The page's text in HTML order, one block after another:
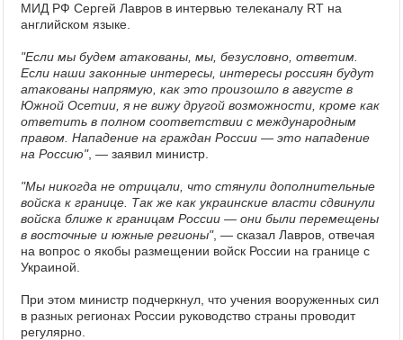
Видеотоп
МИД РФ Сергей Лавров в интервью телеканалу RT на
английском языке.
"Если мы будем атакованы, мы, безусловно, ответим.
Если наши законные интересы, интересы россиян будут
атакованы напрямую, как это произошло в августе в
Южной Осетии, я не вижу другой возможности, кроме как
ответить в полном соответствии с международным
правом. Нападение на граждан России — это нападение
на Россию", — заявил министр.
"Мы никогда не отрицали, что стянули дополнительные
войска к границе. Так же как украинские власти сдвинули
войска ближе к границам России — они были перемещены
в восточные и южные регионы", — сказал Лавров, отвечая
на вопрос о якобы размещении войск России на границе с
Украиной.
При этом министр подчеркнул, что учения вооруженных сил
в разных регионах России руководство страны проводит
регулярно.